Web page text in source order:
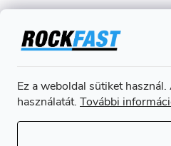
Ez a weboldal sütiket
használatát. További